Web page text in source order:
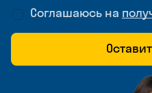
Соглашаюсь на